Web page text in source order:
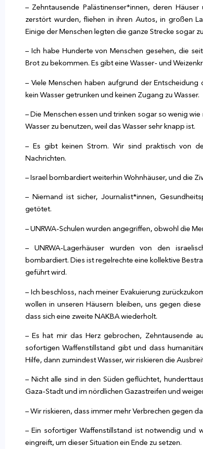
– Zehntausende Palästinenser*innen, deren
zerstört wurden, fliehen in ihren Autos, in großen
Einige der Menschen legten die ganze Strecke sogar
– Ich habe Hunderte von Menschen gesehen, die
Brot zu bekommen. Es gibt eine Wasser- und
– Viele Menschen haben aufgrund der
kein Wasser getrunken und keinen Zugang zu Wasser.
– Die Menschen essen und trinken sogar so wenig
Wasser zu benutzen, weil das Wasser sehr knapp ist.
– Es gibt keinen Strom. Wir sind praktisch von
Nachrichten.
– Israel bombardiert weiterhin Wohnhäuser, und die
– Niemand ist sicher, Journalist*innen,
getötet.
– UNRWA-Schulen wurden angegriffen, obwohl die
– UNRWA-Lagerhäuser wurden von den
bombardiert. Dies ist regelrechte eine kollektive
geführt wird.
– Ich beschloss, nach meiner Evakuierung
wollen in unseren Häusern bleiben, uns gegen
dass sich eine zweite NAKBA wiederholt.
– Es hat mir das Herz gebrochen, Zehntausende
sofortigen Waffenstillstand gibt und dass
Hilfe, dann zumindest Wasser, wir riskieren die
– Nicht alle sind in den Süden geflüchtet,
Gaza-Stadt und im nördlichen Gazastreifen und
– Wir riskieren, dass immer mehr Verbrechen gegen
– Ein sofortiger Waffenstillstand ist notwendig und
eingreift, um dieser Situation ein Ende zu setzen.